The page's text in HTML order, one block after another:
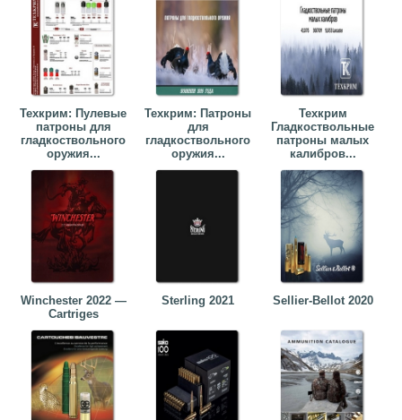
Техкрим: Пулевые
патроны для
гладкоствольного
оружия...
Техкрим: Патроны
для
гладкоствольного
оружия...
Техкрим
Гладкоствольные
патроны малых
калибров...
Winchester 2022 —
Cartriges
Sterling 2021 Sellier-Bellot 2020